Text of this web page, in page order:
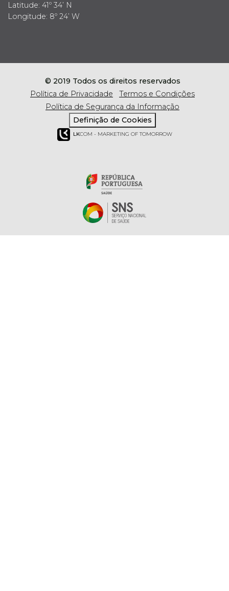
Latitude: 41º 34’ N
Longitude: 8º 24’ W
© 2019 Todos os direitos reservados
Política de Privacidade
Termos e Condições
Política de Segurança da Informação
Definição de Cookies
LKCOM - MARKETING OF TOMORROW